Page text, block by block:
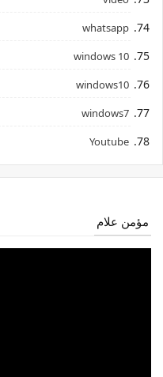
whatsapp
windows 10
windows10
windows7
Youtube
مؤمن علام